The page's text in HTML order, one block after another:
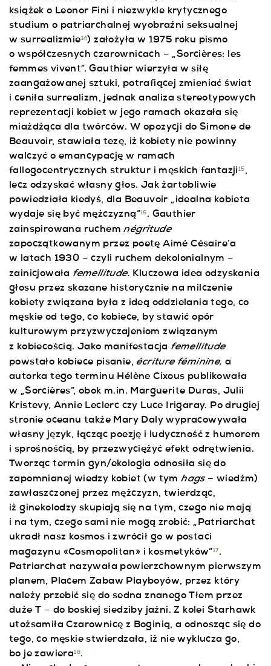
książek o Leonor Fini i niezwykle krytycznego
studium o patriarchalnej wyobraźni seksualnej
w surrealizmie14) założyła w 1975 roku pismo
o współczesnych czarownicach – „Sorcières: les
femmes vivent”. Gauthier wierzyła w siłę
zaangażowanej sztuki, potrafiącej zmieniać świat
i ceniła surrealizm, jednak analiza stereotypowych
reprezentacji kobiet w jego ramach okazała się
miażdżąca dla twórców. W opozycji do Simone de
Beauvoir, stawiała tezę, iż kobiety nie powinny
walczyć o emancypację w ramach
fallogocentrycznych struktur i męskich fantazji 15 ,
lecz odzyskać własny głos. Jak żartobliwie
powiedziała kiedyś, dla Beauvoir „idealna kobieta
wydaje się być mężczyzną”16 . Gauthier
zainspirowana ruchemnégritude
zapoczątkowanym przez poetę Aimé Césaire’a
w latach 1930 – czyli ruchem dekolonialnym –
zainicjowała femellitude. Kluczowa idea odzyskania
głosu przez skazane historycznie na milczenie
kobiety związana była z ideą oddzielania tego, co
męskie od tego, co kobiece, by stawić opór
kulturowym przyzwyczajeniom związanym
z kobiecością. Jako manifestacja femellitude
powstało kobiece pisanie, écriture féminine,a
autorka tego terminu Hélène Cixous publikowała
w „Sorcières”, obok m.in. Marguerite Duras, Julii
Kristevy, Annie Leclerc czy Luce Irigaray. Po drugiej
stronie oceanu także Mary Daly wypracowywała
własny język, łącząc poezję i ludyczność z humorem
i sprośnością, by przezwyciężyć efekt odrętwienia.
Tworząc termin gyn/ekologia odnosiła się do
zapomnianej wiedzy kobiet (w tymhags– wiedźm)
zawłaszczonej przez mężczyzn, twierdząc,
iż ginekolodzy skupiają się na tym, czego nie mają
i na tym, czego sami nie mogą zrobić: „Patriarchat
ukradł nasz kosmos i zwrócił go w postaci
magazynu «Cosmopolitan» i kosmetyków” 17 .
Patriarchat nazywała powierzchownym pierwszym
planem, Placem Zabaw Playboyów, przez który
należy przebić się do sedna znanego Tłem przez
duże T – do boskiej siedziby jaźni. Z kolei Starhawk
utożsamiła Czarownicę z Boginią, a odnosząc się do
tego, co męskie stwierdzała, iż nie wyklucza go,
bo je zawiera18.